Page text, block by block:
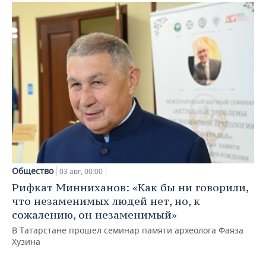
Общество 03 авг, 00:00
Рифкат Минниханов: «Как бы ни говорили,
что незаменимых людей нет, но, к
сожалению, он незаменимый»
В Татарстане прошел семинар памяти археолога Фаяза
Хузина